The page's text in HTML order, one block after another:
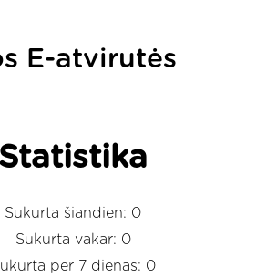
E-atvirutės
Statistika
Sukurta šiandien: 0
Sukurta vakar: 0
per 7 dienas: 0